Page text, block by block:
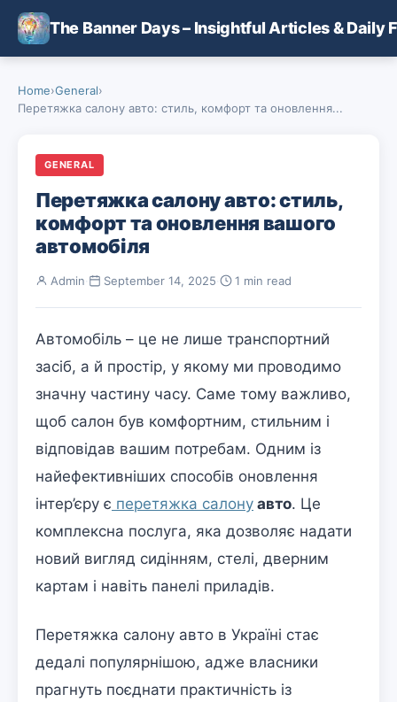
Skip to main content
The Banner Days – Insightful Articles & Daily
Home›General›
Перетяжка салону авто: стиль, комфорт та оновлення...
GENERAL
Перетяжка салону авто: стиль,
комфорт та оновлення вашого
автомобіля
Admin September 14, 2025 1 min read
Автомобіль – це не лише транспортний
засіб, а й простір, у якому ми проводимо
значну частину часу. Саме тому важливо,
щоб салон був комфортним, стильним і
відповідав вашим потребам. Одним із
найефективніших способів оновлення
інтер’єру є перетяжка салону авто. Це
комплексна послуга, яка дозволяє надати
новий вигляд сидінням, стелі, дверним
картам і навіть панелі приладів.
Перетяжка салону авто в Україні стає
дедалі популярнішою, адже власники
прагнуть поєднати практичність із